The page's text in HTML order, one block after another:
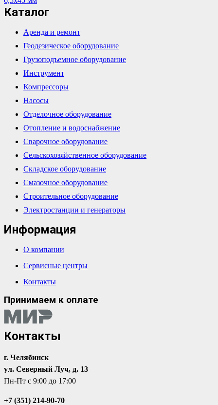
Каталог
Аренда и ремонт
Геодезическое оборудование
Грузоподъемное оборудование
Инструмент
Компрессоры
Насосы
Отделочное оборудование
Отопление и водоснабжение
Сварочное оборудование
Сельскохозяйственное оборудование
Складское оборудование
Смазочное оборудование
Строительное оборудование
Электростанции и генераторы
Информация
О компании
Сервисные центры
Контакты
Принимаем к оплате
Контакты
г. Челябинск
ул. Северный Луч, д. 13
Пн-Пт с 9:00 до 17:00
+7 (351) 214-90-70